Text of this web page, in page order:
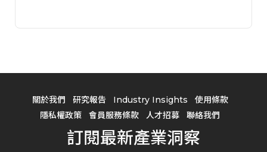
關於我們 研究報告 Industry Insights
使用條款
隱私權政策
會員服務條款 人才招募 聯絡我們
訂閱最新產業洞察